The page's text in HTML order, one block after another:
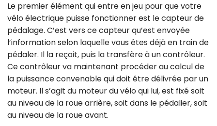
Le premier élément qui entre en jeu pour que votre
vélo électrique puisse fonctionner est le capteur de
pédalage. C’est vers ce capteur qu’est envoyée
l’information selon laquelle vous êtes déjà en train de
pédaler. Il la reçoit, puis la transfère à un contrôleur.
Ce contrôleur va maintenant procéder au calcul de
la puissance convenable qui doit être délivrée par un
moteur. Il s’agit du moteur du vélo qui lui, est fixé soit
au niveau de la roue arrière, soit dans le pédalier, soit
au niveau de la roue avant.